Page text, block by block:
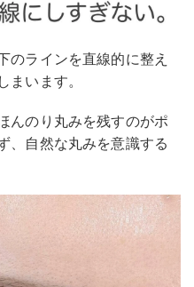
のラインを直線的に整え
まいます。
んのり丸みを残すのがポ
、自然な丸みを意識する